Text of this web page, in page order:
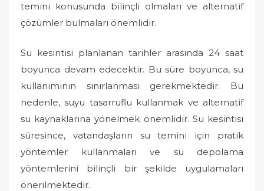
temini konusunda bilinçli olmaları ve alternatif
çözümler bulmaları önemlidir.
Su kesintisi planlanan tarihler arasında 24 saat
boyunca devam edecektir. Bu süre boyunca, su
kullanımının sınırlanması gerekmektedir. Bu
nedenle, suyu tasarruflu kullanmak ve alternatif
su kaynaklarına yönelmek önemlidir. Su kesintisi
süresince, vatandaşların su temini için pratik
yöntemler kullanmaları ve su depolama
yöntemlerini bilinçli bir şekilde uygulamaları
önerilmektedir.